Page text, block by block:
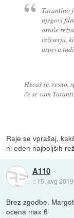
Tarantino
njegovi
ostale
režiserja,
uspeva
Hecaš se. resno,
če se vam
Raje se vprašaj,
ni eden najboljših
A110
:: 15. avg
Brez zgodbe.
ocena max 6